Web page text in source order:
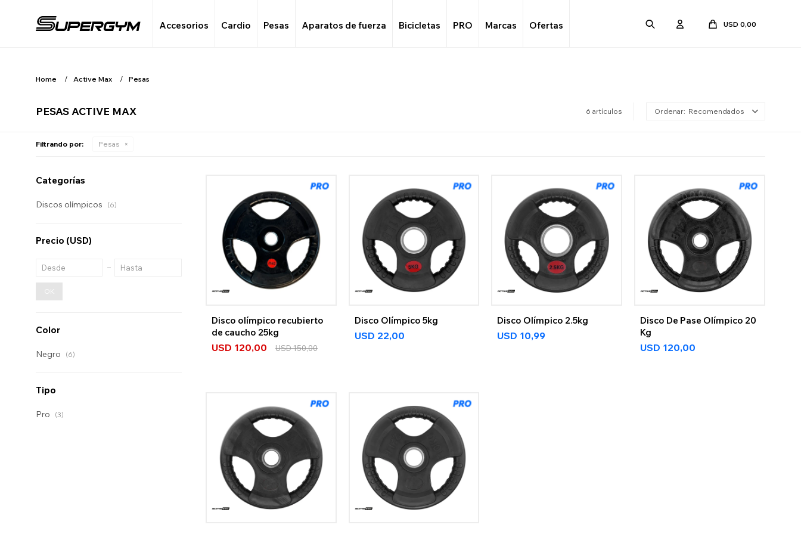
Accesorios Cardio Pesas Aparatos de fuerza Bicicletas PRO Marcas Ofertas USD 0,00
Home Active Max Pesas
PESAS ACTIVE MAX 6 artículos Recomendados
Filtrando por: Pesas
Disco olímpico recubierto
de caucho 25kg
USD 120,00 USD150,00
Disco Olímpico 5kg
USD 22,00
Disco Olímpico 2.5kg
USD 10,99
Disco De Pase Olímpico 20
Kg
USD 120,00
Categorías
Discos olímpicos (6)
Precio (USD)
OK
Color
Negro (6)
Tipo
Pro (3)